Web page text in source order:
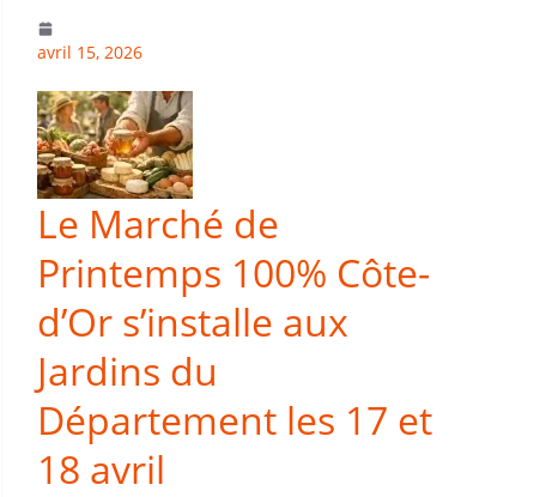
avril 15, 2026
Le Marché de
Printemps 100% Côte-
d’Or s’installe aux
Jardins du
Département les 17 et
18 avril